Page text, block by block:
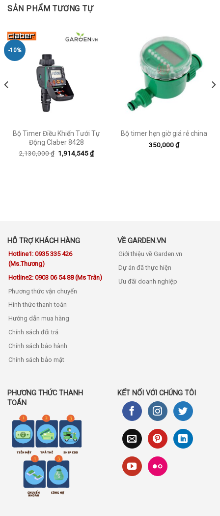
SẢN PHẨM TƯƠNG TỰ
-10%
Bộ Timer Điều Khiển Tưới Tự
Động Claber 8428
2,130,000₫ 1,914,545₫
Bộ timer hẹn giờ giá rẻ china
350,000₫
HỖ TRỢ KHÁCH HÀNG
Hotline1: 0935 335 426
(Ms.Thương)
Hotline2: 0903 06 54 88 (Ms Trân)
Phương thức vận chuyển
Hình thức thanh toán
Hướng dẫn mua hàng
Chính sách đổi trả
Chính sách bảo hành
Chính sách bảo mật
VỀ GARDEN.VN
Giới thiệu về Garden.vn
Dự án đã thực hiện
Ưu đãi doanh nghiệp
PHƯƠNG THỨC THANH
TOÁN
KẾT NỐI VỚI CHÚNG TÔI